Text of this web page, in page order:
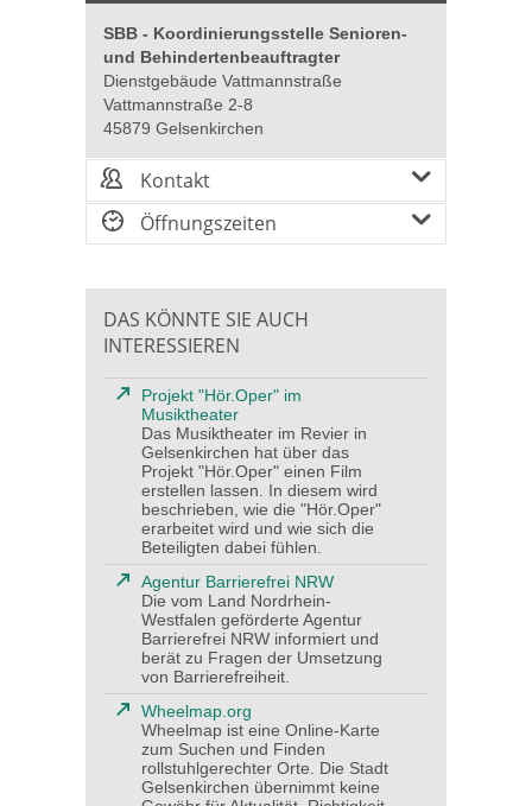
SBB - Koordinierungsstelle Senioren-
und Behindertenbeauftragter
Dienstgebäude Vattmannstraße
Vattmannstraße 2-8
45879 Gelsenkirchen
Kontakt
Öffnungszeiten
DAS KÖNNTE SIE AUCH
INTERESSIEREN
Projekt "Hör.Oper" im
Musiktheater
Das Musiktheater im Revier in
Gelsenkirchen hat über das
Projekt "Hör.Oper" einen Film
erstellen lassen. In diesem wird
beschrieben, wie die "Hör.Oper"
erarbeitet wird und wie sich die
Beteiligten dabei fühlen.
Agentur Barrierefrei NRW
Die vom Land Nordrhein-
Westfalen geförderte Agentur
Barrierefrei NRW informiert und
berät zu Fragen der Umsetzung
von Barrierefreiheit.
Wheelmap.org
Wheelmap ist eine Online-Karte
zum Suchen und Finden
rollstuhlgerechter Orte. Die Stadt
Gelsenkirchen übernimmt keine